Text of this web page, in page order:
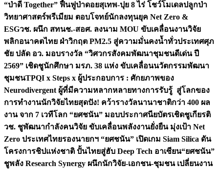
“ป่าดี Together” ฟื้นฟูป่าดอยสุเทพ-ปุย 8 ไร่ โชว์โมเดลปลูกป่า
วิทยาศาสตร์พรีเมียม ตอบโจทย์นักลงทุนยุค Net Zero &
ESGวช. ผนึก สทนช.-สอศ. ลงนาม MOU ขับเคลื่อนงานวิจัย
พลิกอนาคตไทย ฝ่าวิกฤต PM2.5 สู่ความมั่นคงน้ำทั่วประเทศศุภ
ชัย ปลัด อว. มอบรางวัล “วิศวกรสังคมพัฒนาชุมชนดีเด่น ปี
2569” เชิดชูนักศึกษา มรภ. 38 แห่ง ขับเคลื่อนนวัตกรรมพัฒนา
ชุมชนTPQI x Steps x ผู้ประกอบการ : ศักยภาพของ
Neurodivergent ผู้ที่มีความหลากหลายทางการรับรู้ สู่โลกของ
การทำงานนักวิจัยไทยสุดปัง! คว้ารางวัลนานาชาติกว่า 400 ผล
งาน จาก 7 เวทีโลก “ยศชนัน” มอบประกาศนียบัตรเชิดชูเกียรติ
วช. ชูพัฒนากำลังคนวิจัย ขับเคลื่อนพลังงานยั่งยืน มุ่งเป้า Net
Zero ประเทศไทยรองนายกฯ “ยศชนัน” เปิดเกม Siam Silica ดัน
โครงการชิปแห่งชาติ ปั้นไทยสู่ฮับ Deep Tech อาเซียน“ยศชนัน”
ชูพลัง Research Synergy ผนึกนักวิจัย-เอกชน-ชุมชน เปลี่ยนงาน